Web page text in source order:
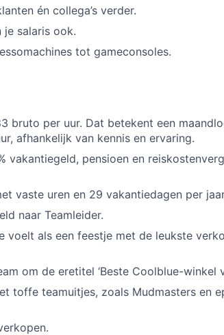
én collega’s verder.
je salaris ook.
tot gameconsoles.
bruto per uur. Dat betekent een
afhankelijk van kennis en ervaring.
vakantiegeld, pensioen en
vaste uren en 29 vakantiedagen per
naar Teamleider.
voelt als een feestje met de leukste
om de eretitel ‘Beste Coolblue-winkel
toffe teamuitjes, zoals Mudmasters en